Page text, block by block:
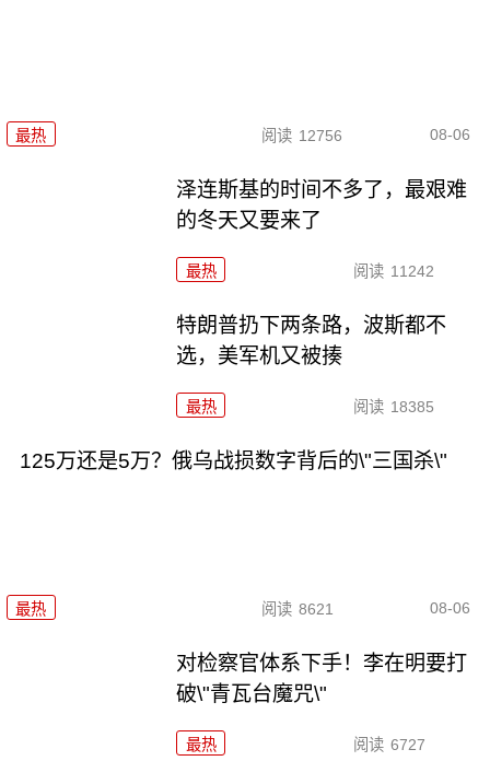
最热 阅读 12756 08-06
泽连斯基的时间不多了，最艰难
的冬天又要来了
最热 阅读 11242
特朗普扔下两条路，波斯都不
选，美军机又被揍
最热 阅读 18385
125万还是5万？俄乌战损数字背后的\"三国杀\"
最热 阅读 8621 08-06
对检察官体系下手！李在明要打
破\"青瓦台魔咒\"
最热 阅读 6727